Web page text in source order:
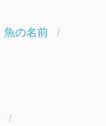
魚の名前